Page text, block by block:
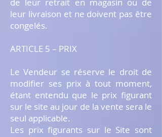
leur livraison et ne doivent pas être
congelés.
ARTICLE 5 – PRIX
Le Vendeur se réserve le droit de
modifier ses prix à tout moment,
étant entendu que le prix figurant
sur le site au jour de la vente sera le
seul applicable.
Les prix figurants sur le Site sont